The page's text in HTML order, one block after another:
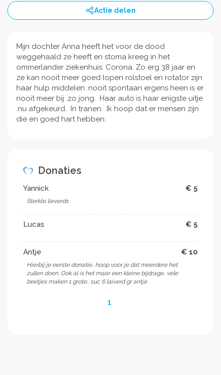
Actie delen
Mijn dochter Anna heeft het voor de dood
weggehaald ze heeft en stoma kreeg in het
ommerlander ziekenhuis. Corona. Zo erg 38 jaar en
ze kan nooit meer goed lopen rolstoel en rotator zijn
haar hulp middelen .nooit spontaan ergens heen is er
nooit meer bij .zo jong. Haar auto is haar enigste uitje
.nu afgekeurd. In tranen. Ik hoop dat er mensen zijn
die en goed hart hebben.
Donaties
Yannick € 5
Sterkte lieverds
Lucas € 5
Antje € 10
Hierbij je eerste donatie.. hoop voor je dat meerdere het
zullen doen. Ook al is het maar een kleine bijdrage.. vele
beetjes maken 1 grote.. suc 6 laiverd gr antje
1